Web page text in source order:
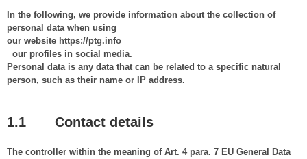
In the following, we provide information about the collection of
personal data when using
our website https://ptg.info
our profiles in social media.
Personal data is any data that can be related to a specific natural
person, such as their name or IP address.
1.1 Contact details
The controller within the meaning of Art. 4 para. 7 EU General Data